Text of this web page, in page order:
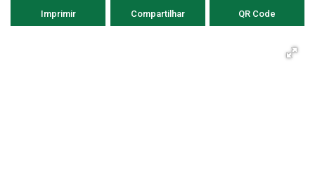
Imprimir Compartilhar QR Code